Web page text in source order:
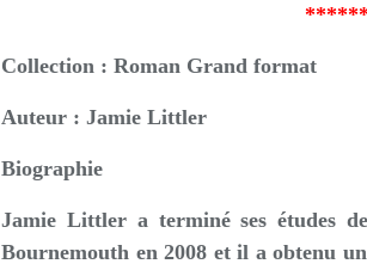
Collection : Roman Grand format
Auteur : Jamie Littler
Biographie
Jamie Littler a terminé ses études
Bournemouth en 2008 et il a obtenu